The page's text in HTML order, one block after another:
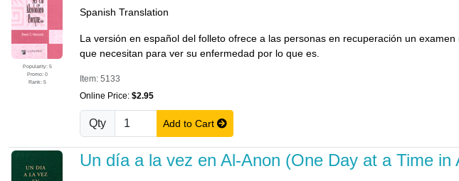
Popularity: 5
Promo: 0
Rank: 5
Spanish Translation
La versión en español del folleto ofrece a las personas en recuperación un
que necesitan para ver su enfermedad por lo que es.
Item: 5133
Online Price: $2.95
Qty Add to Cart
Un día a la vez en Al-Anon (One Day at a Time in